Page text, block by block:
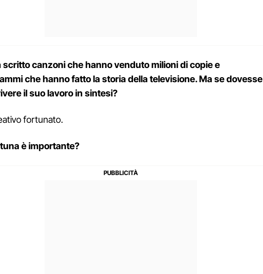
scritto canzoni che hanno venduto milioni di copie e
che hanno fatto la storia della televisione. Ma se dovesse
il suo lavoro in sintesi?
fortunato.
è importante?